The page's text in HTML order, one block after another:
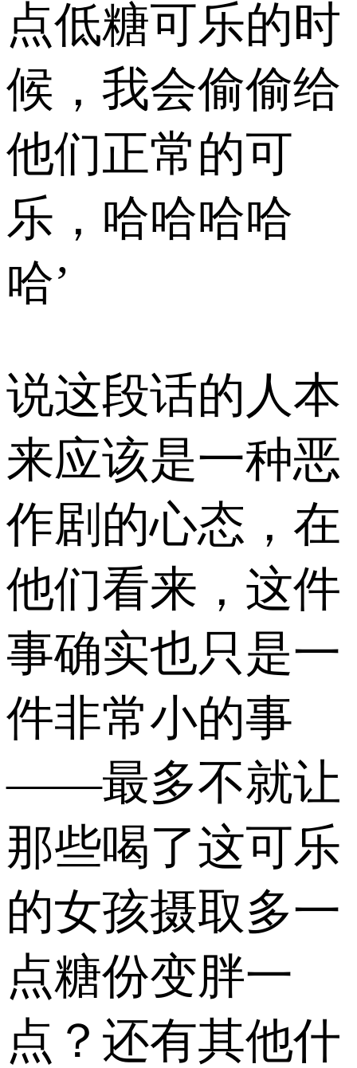
点低糖可乐的时
候，我会偷偷给
他们正常的可
乐，哈哈哈哈
哈’
说这段话的人本
来应该是一种恶
作剧的心态，在
他们看来，这件
事确实也只是一
件非常小的事
——最多不就让
那些喝了这可乐
的女孩摄取多一
点糖份变胖一
点？还有其他什